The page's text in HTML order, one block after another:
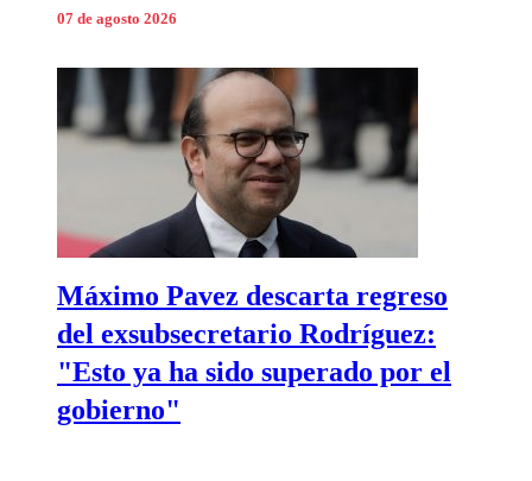
07 de agosto 2026
Máximo Pavez descarta regreso
del exsubsecretario Rodríguez:
"Esto ya ha sido superado por el
gobierno"